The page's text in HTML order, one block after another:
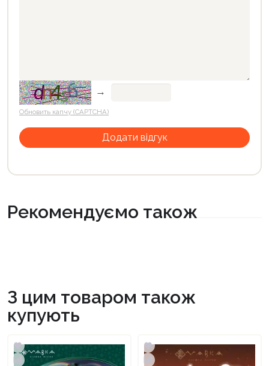
→
Обновить капчу (CAPTCHA)
Рекомендуємо також
З цим товаром також
купують